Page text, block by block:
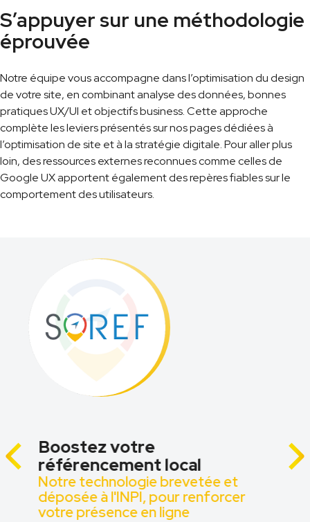
S’appuyer sur une méthodologie
éprouvée
Notre équipe vous accompagne dans l’optimisation du design
de votre site, en combinant analyse des données, bonnes
pratiques UX/UI et objectifs business. Cette approche
complète les leviers présentés sur nos pages dédiées à
l’optimisation de site et à la stratégie digitale. Pour aller plus
loin, des ressources externes reconnues comme celles de
Google UX apportent également des repères fiables sur le
comportement des utilisateurs.
Boostez votre
référencement local
Notre technologie brevetée et
déposée à l'INPI, pour renforcer
votre présence en ligne